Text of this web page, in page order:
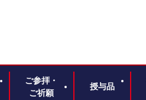
ご参拝・
ご祈願
授与品